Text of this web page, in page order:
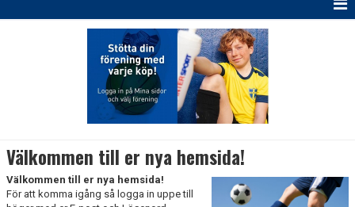
Välkommen till er nya hemsida!
Välkommen till er nya hemsida!
För att komma igång så logga in uppe till